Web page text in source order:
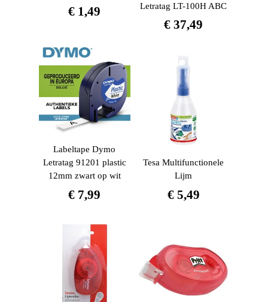
€ 1,49
Letratag LT-100H ABC
€ 37,49
Labeltape Dymo
Letratag 91201 plastic
12mm zwart op wit
€ 7,99
Tesa Multifunctionele
Lijm
€5,49